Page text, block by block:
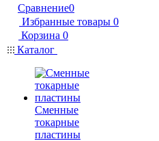
Сравнение0
Избранные товары 0
Корзина 0
Каталог
Сменные
токарные
пластины